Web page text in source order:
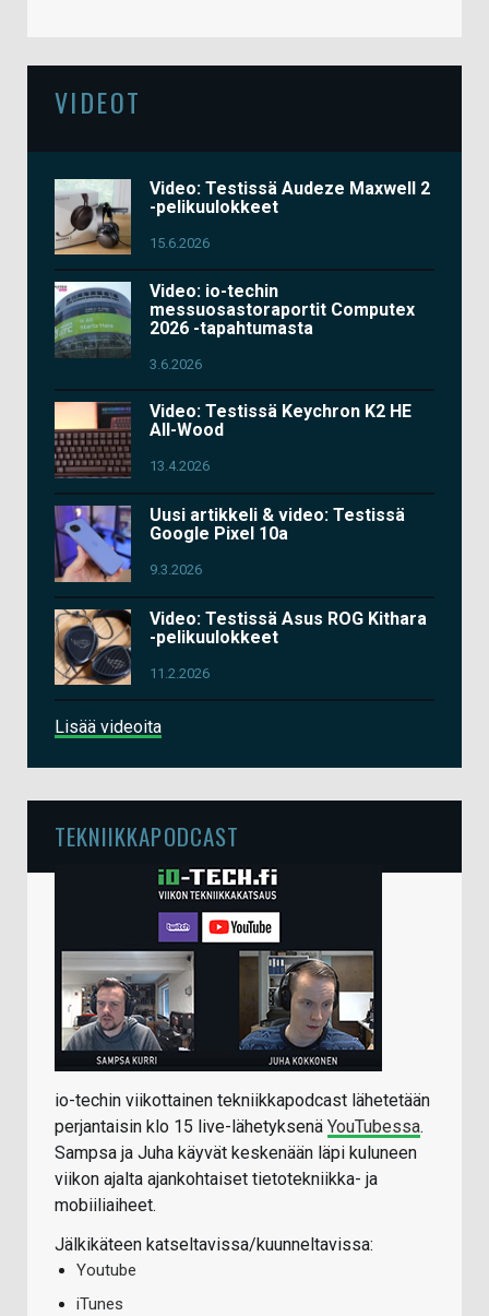
VIDEOT
Video: Testissä Audeze Maxwell 2
-pelikuulokkeet
15.6.2026
Video: io-techin
messuosastoraportit Computex
2026 -tapahtumasta
3.6.2026
Video: Testissä Keychron K2 HE
All-Wood
13.4.2026
Uusi artikkeli & video: Testissä
Google Pixel 10a
9.3.2026
Video: Testissä Asus ROG Kithara
-pelikuulokkeet
11.2.2026
Lisää videoita
TEKNIIKKAPODCAST
io-techin viikottainen tekniikkapodcast lähetetään
perjantaisin klo 15 live-lähetyksenä YouTubessa.
Sampsa ja Juha käyvät keskenään läpi kuluneen
viikon ajalta ajankohtaiset tietotekniikka- ja
mobiiliaiheet.
Jälkikäteen katseltavissa/kuunneltavissa:
Youtube
iTunes